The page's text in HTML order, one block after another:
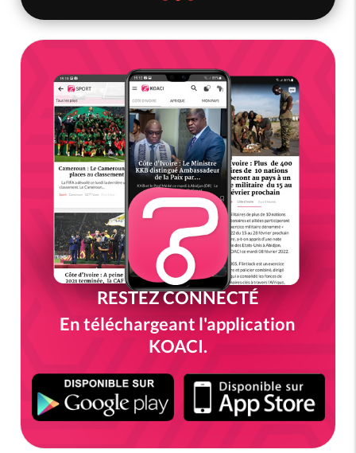
RESTEZ CONNECTÉ
En téléchargeant l'application
KOACI.